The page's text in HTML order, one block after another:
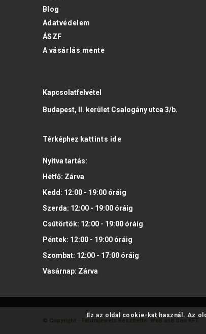
Blog
Adatvédelem
ÁSZF
A vásárlás mente
Kapcsolatfelvétel
Budapest, II. kerület Csalogány utca 3/b.
Térképhez kattints ide
Nyitva tartás:
Hétfő: Zárva
Kedd: 12:00 - 19:00óráig
Szerda: 12:00 - 19:00óráig
Csütörtök: 12:00 - 19:00óráig
Péntek: 12:00 - 19:00óráig
Szombat: 12:00 - 17:00óráig
Vasárnap: Zárva
© Copyright - Fatumjewels Készítette: Web and Seo KFT.
Ez az oldal cookie-kat használ. Az